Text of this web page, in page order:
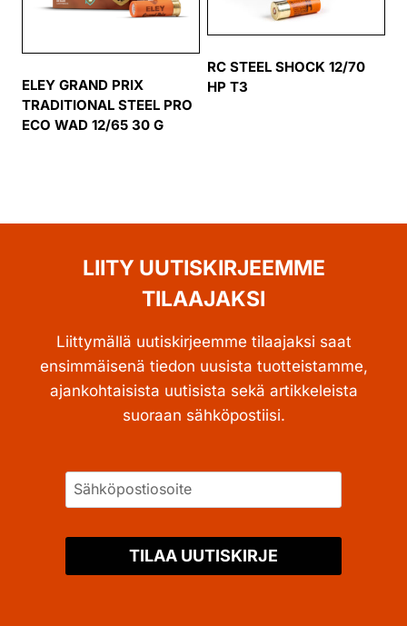
ELEY GRAND PRIX
TRADITIONAL STEEL PRO
ECO WAD 12/65 30 G
RC STEEL SHOCK 12/70
HP T3
LIITY UUTISKIRJEEMME
TILAAJAKSI
Liittymällä uutiskirjeemme tilaajaksi saat
ensimmäisenä tiedon uusista tuotteistamme,
ajankohtaisista uutisista sekä artikkeleista
suoraan sähköpostiisi.
TILAA UUTISKIRJE